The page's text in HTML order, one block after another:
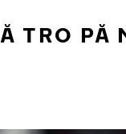
TRO PÅ